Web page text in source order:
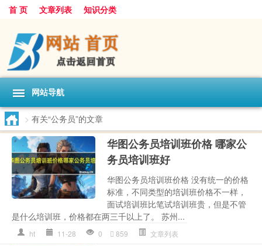
首 页 文章列表 知识分类
网站导航
> 有关“公务员”的文章
华图公务员培训班价格 哪家公
务员培训班好
华图公务员培训班价格 没有统一的价格
标准，不同类型的培训班价格不一样，
面试培训班比笔试培训班贵，但是不管
是什么培训班，价格都在两三千以上了。 苏州...
ht 11-28 0 859 文章列表